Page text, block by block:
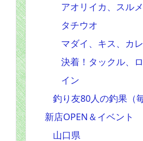
アオリイカ、スル
タチウオ
マダイ、キス、カ
決着！タックル、
イン
釣り友80人の釣果（
新店OPEN＆イベント
山口県